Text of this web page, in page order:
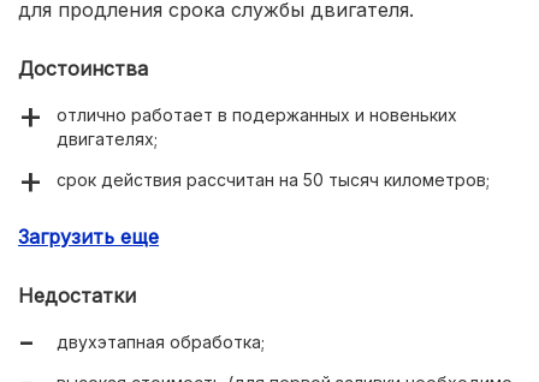
для продления срока службы двигателя.
Достоинства
отлично работает в подержанных и новеньких
двигателях;
срок действия рассчитан на 50 тысяч километров;
моторов: снижение потребления топлива, шумов и
Загрузить еще
Недостатки
двухэтапная обработка;